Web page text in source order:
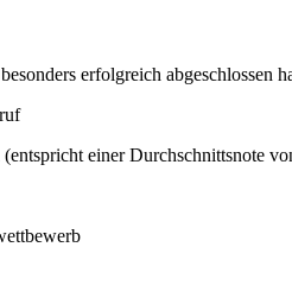
erfolgreich
einer Durchschnittsnote